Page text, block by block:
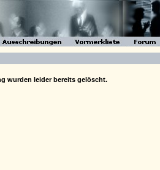
wurden leider bereits gelöscht.